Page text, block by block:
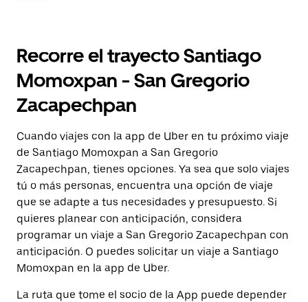
Recorre el trayecto Santiago
Momoxpan - San Gregorio
Zacapechpan
Cuando viajes con la app de Uber en tu próximo viaje
de Santiago Momoxpan a San Gregorio
Zacapechpan, tienes opciones. Ya sea que solo viajes
tú o más personas, encuentra una opción de viaje
que se adapte a tus necesidades y presupuesto. Si
quieres planear con anticipación, considera
programar un viaje a San Gregorio Zacapechpan con
anticipación. O puedes solicitar un viaje a Santiago
Momoxpan en la app de Uber.
La ruta que tome el socio de la App puede depender